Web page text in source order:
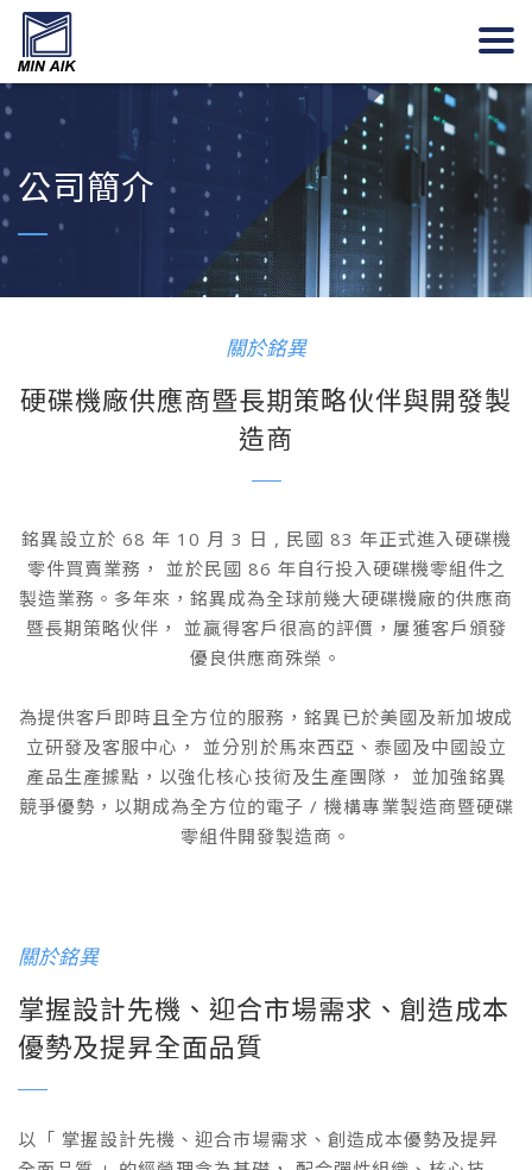
公司簡介
關於銘異
硬碟機廠供應商暨長期策略伙伴與開發製
造商
銘異設立於 68 年 10 月 3 日 , 民國 83 年正式進入硬碟機
零件買賣業務， 並於民國 86 年自行投入硬碟機零組件之
製造業務。多年來，銘異成為全球前幾大硬碟機廠的供應商
暨長期策略伙伴， 並贏得客戶很高的評價，屢獲客戶頒發
優良供應商殊榮。
為提供客戶即時且全方位的服務，銘異已於美國及新加坡成
立研發及客服中心， 並分別於馬來西亞、泰國及中國設立
產品生產據點，以強化核心技術及生產團隊， 並加強銘異
競爭優勢，以期成為全方位的電子 / 機構專業製造商暨硬碟
零組件開發製造商。
關於銘異
掌握設計先機、迎合市場需求、創造成本
優勢及提昇全面品質
以「 掌握設計先機、迎合市場需求、創造成本優勢及提昇